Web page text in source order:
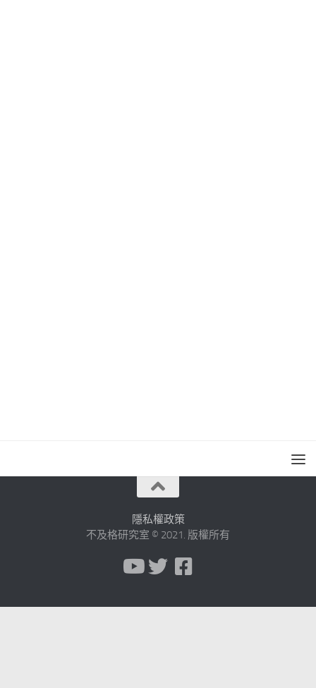
隱私權政策
不及格研究室 © 2021. 版權所有